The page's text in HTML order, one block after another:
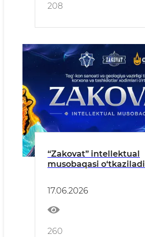
208
“Zakovat” intellektual
musobaqasi o‘tkaziladi
17.06.2026
260